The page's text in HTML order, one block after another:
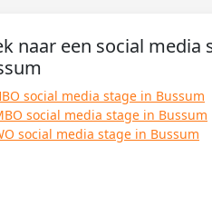
naar een social media
social media stage in Bussum
social media stage in Bussum
social media stage in Bussum